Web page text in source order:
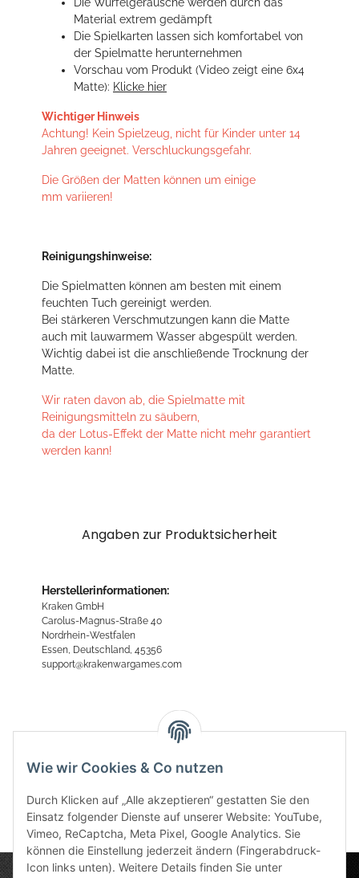
Die Würfelgeräusche werden durch das
Material extrem gedämpft
Die Spielkarten lassen sich komfortabel von
der Spielmatte herunternehmen
Vorschau vom Produkt (Video zeigt eine 6x4
Matte): Klicke hier
Wichtiger Hinweis
Achtung! Kein Spielzeug, nicht für Kinder unter 14
Jahren geeignet. Verschluckungsgefahr.
Die Größen der Matten können um einige
mm variieren!
Reinigungshinweise:
Die Spielmatten können am besten mit einem
feuchten Tuch gereinigt werden.
Bei stärkeren Verschmutzungen kann die Matte
auch mit lauwarmem Wasser abgespült werden.
Wichtig dabei ist die anschließende Trocknung der
Matte.
Wir raten davon ab, die Spielmatte mit
Reinigungsmitteln zu säubern,
da der Lotus-Effekt der Matte nicht mehr garantiert
werden kann!
Angaben zur Produktsicherheit
Herstellerinformationen:
Kraken GmbH
Carolus-Magnus-Straße 40
Nordrhein-Westfalen
Essen, Deutschland, 45356
support@krakenwargames.com
Wie wir Cookies & Co nutzen
Durch Klicken auf „Alle akzeptieren“ gestatten Sie den
Einsatz folgender Dienste auf unserer Website: YouTube,
Vimeo, ReCaptcha, Meta Pixel, Google Analytics. Sie
können die Einstellung jederzeit ändern (Fingerabdruck-
Icon links unten). Weitere Details finden Sie unter